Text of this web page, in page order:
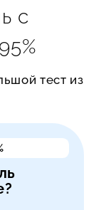
с
тест из